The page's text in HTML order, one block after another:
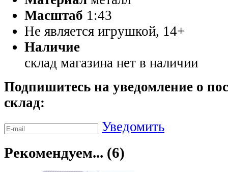
Масштаб 1:43
Не является игрушкой, 14+
Наличие
склад магазина нет в наличии
Подпишитесь на уведомление о
склад:
Уведомить
Рекомендуем... (6)